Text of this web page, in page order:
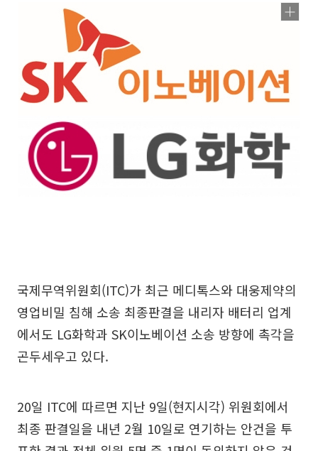
국제무역위원회(ITC)가 최근 메디톡스와 대웅제약의
영업비밀 침해 소송 최종판결을 내리자 배터리 업계
에서도 LG화학과 SK이노베이션 소송 방향에 촉각을
곤두세우고 있다.
20일 ITC에 따르면 지난 9일(현지시각) 위원회에서
최종 판결일을 내년 2월 10일로 연기하는 안건을 투